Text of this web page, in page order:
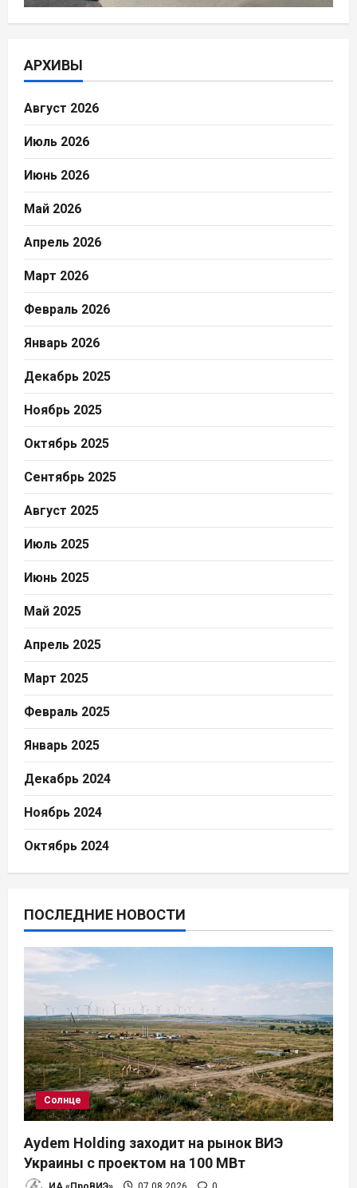
АРХИВЫ
Август 2026
Июль 2026
Июнь 2026
Май 2026
Апрель 2026
Март 2026
Февраль 2026
Январь 2026
Декабрь 2025
Ноябрь 2025
Октябрь 2025
Сентябрь 2025
Август 2025
Июль 2025
Июнь 2025
Май 2025
Апрель 2025
Март 2025
Февраль 2025
Январь 2025
Декабрь 2024
Ноябрь 2024
Октябрь 2024
ПОСЛЕДНИЕ НОВОСТИ
Солнце
Aydem Holding заходит на рынок ВИЭ
Украины с проектом на 100 МВт